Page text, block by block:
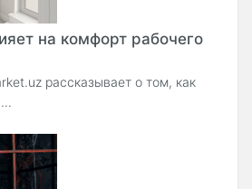
на комфорт рабочего
рассказывает о том, как